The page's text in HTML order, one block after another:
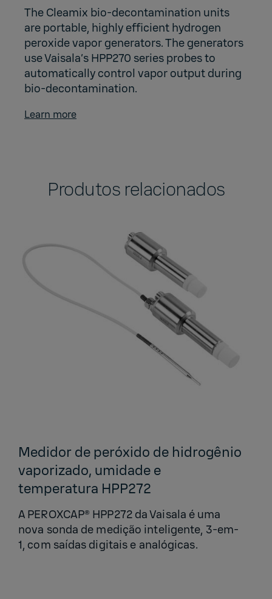
The Cleamix bio-decontamination units
are portable, highly efficient hydrogen
peroxide vapor generators. The generators
use Vaisala’s HPP270 series probes to
automatically control vapor output during
bio-decontamination.
Learn more
Produtos relacionados
Medidor de peróxido de hidrogênio
vaporizado, umidade e
temperatura HPP272
A PEROXCAP® HPP272 da Vaisala é uma
nova sonda de medição inteligente, 3-em-
1, com saídas digitais e analógicas.